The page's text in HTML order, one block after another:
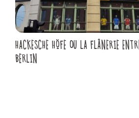
HACKESCHE HÖFE OU LA FLÂNERIE
BERLIN